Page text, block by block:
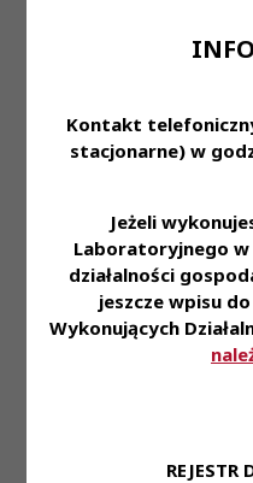
Kontakt
stacjonarne) w
Jeżeli
Laboratoryjnego
działalności
jeszcze wpisu
Wykonujących
REJESTR
• Inicjatywa i
Oferujemy:
• Ciekawą pracę w
naukowym
• Możliwość rozwoju
• Możliwy termin
Miejsce zatrudnienia:
Forma zatrudnienia: